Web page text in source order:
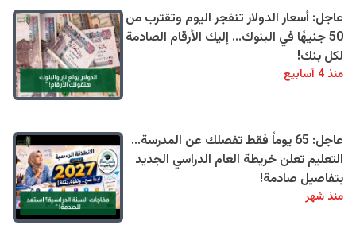
عاجل: أسعار الدولار تنفجر اليوم وتقترب من
50 جنيهًا في البنوك... إليك الأرقام الصادمة
لكل بنك!
منذ 4 أسابيع
عاجل: 65 يوماً فقط تفصلك عن المدرسة...
التعليم تعلن خريطة العام الدراسي الجديد
بتفاصيل صادمة!
منذ شهر